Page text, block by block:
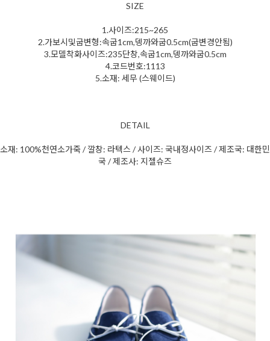
SIZE
1.사이즈:215~265
2.가보시및굽변형:속굽1cm,뎅까와굽0.5cm(굽변경안됨)
3.모델착화사이즈:235단창,속굽1cm,뎅까와굽0.5cm
4.코드번호:1113
5.소재: 세무 (스웨이드)
DETAIL
소재: 100%천연소가죽 / 깔창: 라텍스 / 사이즈: 국내정사이즈 / 제조국: 대한민
국 / 제조사: 지젤슈즈